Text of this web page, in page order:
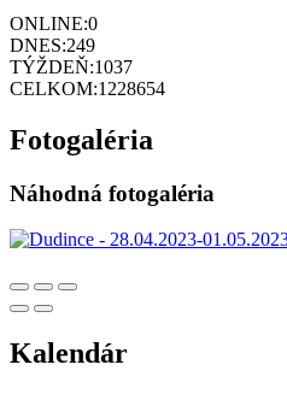
ONLINE:0
DNES:249
TÝŽDEŇ:1037
CELKOM:1228654
Fotogaléria
Náhodná fotogaléria
Kalendár